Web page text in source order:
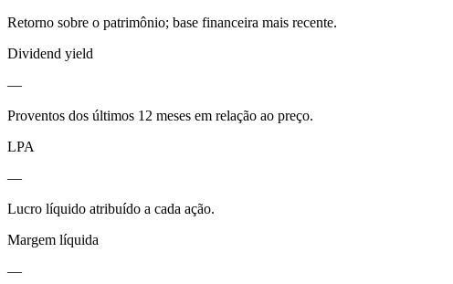
Retorno sobre o patrimônio; base financeira mais recente.
Dividend yield
—
Proventos dos últimos 12 meses em relação ao preço.
LPA
—
Lucro líquido atribuído a cada ação.
Margem líquida
—